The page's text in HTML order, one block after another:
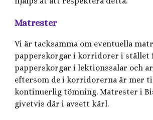
Matrester
Vi är tacksamma om eventuella
papperskorgar i korridorer i stället
papperskorgar i lektionssalar och
eftersom de i korridorerna är mer
kontinuerlig tömning. Matrester i
givetvis där i avsett kärl.